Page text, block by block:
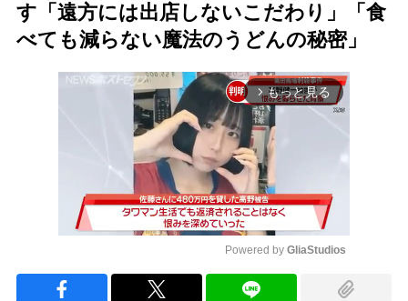
す「遠方には出店しないこだわり」「食
べても減らない魔法のうどんの秘密」
arrow_forward_ios もっと見る
Powered by GliaStudios